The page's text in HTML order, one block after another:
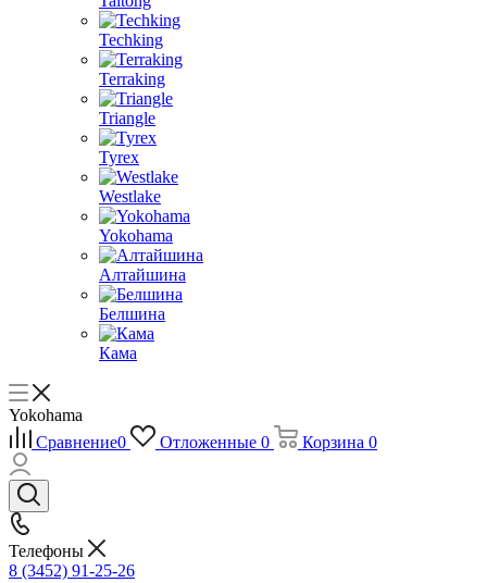
Techking
Terraking
Triangle
Tyrex
Westlake
Yokohama
Алтайшина
Белшина
Кама
Yokohama
Сравнение0 Отложенные 0 Корзина 0
Телефоны
8 (3452) 91-25-26